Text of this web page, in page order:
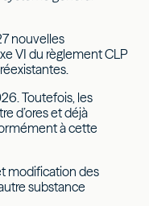
nouvelles
VI du règlement CLP
Toutefois, les
d’ores et déjà
à cette
modification des
substance